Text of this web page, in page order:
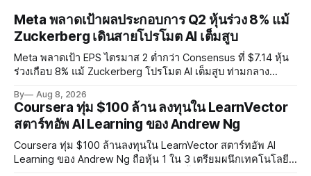
Meta พลาดเป้าผลประกอบการ Q2 หุ้นร่วง 8% แม้
Zuckerberg เดินสายโปรโมต AI เต็มสูบ
Meta พลาดเป้า EPS ไตรมาส 2 ต่ำกว่า Consensus ที่ $7.14 หุ้น
ร่วงเกือบ 8% แม้ Zuckerberg โปรโมต AI เต็มสูบ ท่ามกลาง
การทำร้ายเด็ก
By Aug 8, 2026
Coursera ทุ่ม $100 ล้าน ลงทุนใน LearnVector
สตาร์ทอัพ AI Learning ของ Andrew Ng
Coursera ทุ่ม $100 ล้านลงทุนใน LearnVector สตาร์ทอัพ AI
Learning ของ Andrew Ng ถือหุ้น 1 ใน 3 เตรียมผนึกเทคโนโลยี